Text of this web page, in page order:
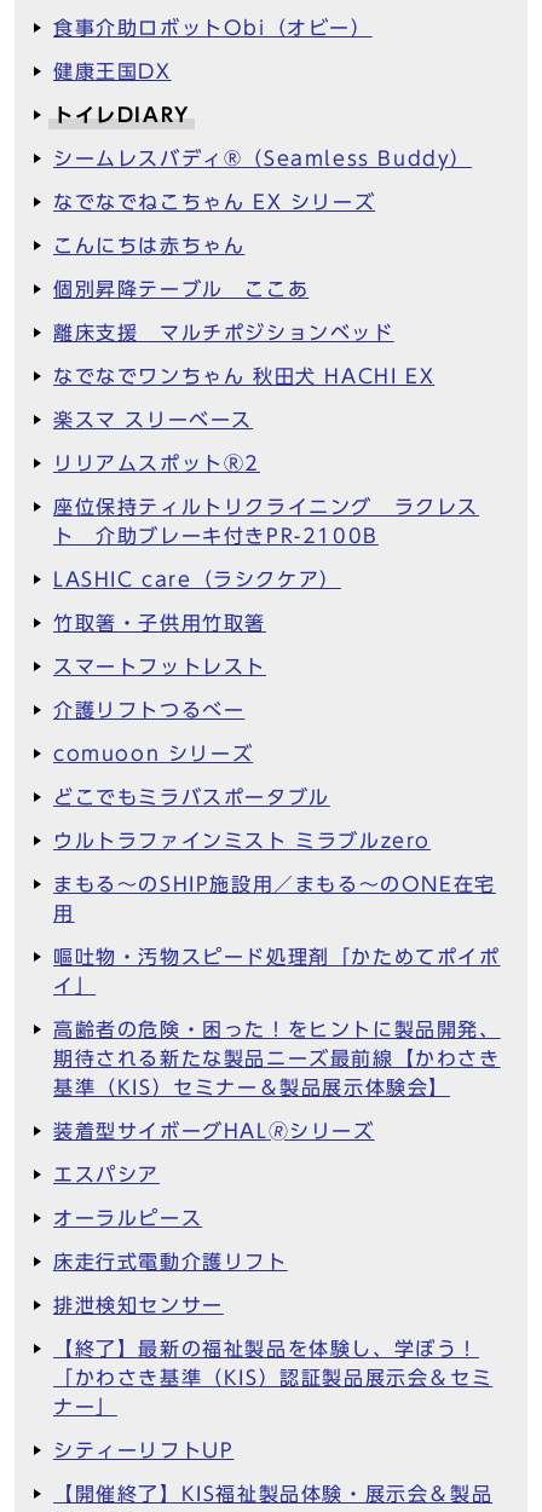
食事介助ロボットObi（オビー）
健康王国DX
トイレDIARY
シームレスバディ®︎（Seamless Buddy）
なでなでねこちゃん EX シリーズ
こんにちは赤ちゃん
個別昇降テーブル ここあ
離床支援 マルチポジションベッド
なでなでワンちゃん 秋田犬 HACHI EX
楽スマ スリーベース
リリアムスポットⓇ2
座位保持ティルトリクライニング ラクレス
ト 介助ブレーキ付きPR-2100B
LASHIC care（ラシクケア）
竹取箸・子供用竹取箸
スマートフットレスト
介護リフトつるべー
comuoon シリーズ
どこでもミラバスポータブル
ウルトラファインミスト ミラブルzero
まもる～のSHIP施設用／まもる～のONE在宅
用
嘔吐物・汚物スピード処理剤「かためてポイポ
イ」
高齢者の危険・困った！をヒントに製品開発、
期待される新たな製品ニーズ最前線【かわさき
基準（KIS）セミナー＆製品展示体験会】
装着型サイボーグHAL🄬シリーズ
エスパシア
オーラルピース
床走行式電動介護リフト
排泄検知センサー
【終了】最新の福祉製品を体験し、学ぼう！
「かわさき基準（KIS）認証製品展示会＆セミ
ナー」
シティーリフトUP
【開催終了】KIS福祉製品体験・展示会＆製品